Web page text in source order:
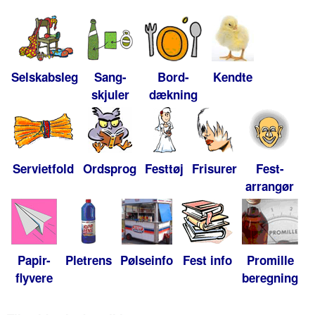
Selskabsleg
Sang-
skjuler
Bord-
dækning
Kendte
Servietfold Ordsprog Festtøj Frisurer
Fest-
arrangør
Papir-
flyvere
Pletrens Pølseinfo Fest info
Promille
beregning